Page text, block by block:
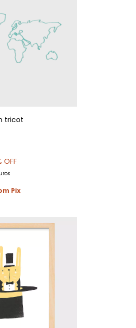
tricot
OFF
Pix